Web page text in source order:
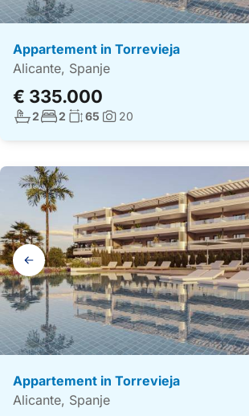
Appartement in Torrevieja
Alicante, Spanje
€ 335.000
Aantal badkamers:
2Aantal slaapkamers:
2 Woonoppervlakte:
65 Foto's:
20
Galerij
navigatie
Appartement in Torrevieja
Alicante, Spanje